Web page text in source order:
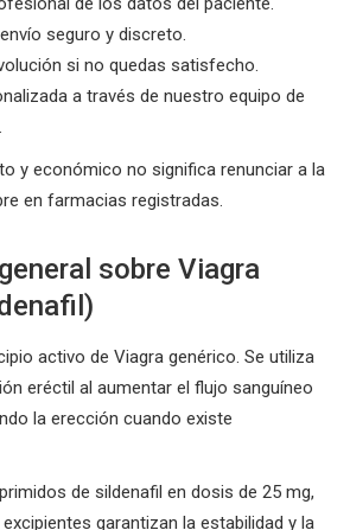
seguro y discreto.
si no quedas satisfecho.
a través de nuestro equipo de
y económico no significa renunciar a la
en farmacias registradas.
sobre Viagra
activo de Viagra genérico. Se utiliza
eréctil al aumentar el flujo sanguíneo
la erección cuando existe
de sildenafil en dosis de 25 mg,
garantizan la estabilidad y la